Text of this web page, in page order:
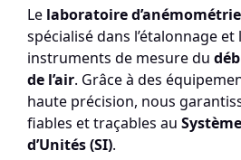
Le laboratoire
spécialisé dans l’étalonnage
instruments de mesure du
de l’air. Grâce à des
haute précision, nous
fiables et traçables au
d’Unités (SI).